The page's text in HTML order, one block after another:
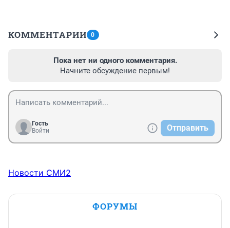
КОММЕНТАРИИ 0
Пока нет ни одного комментария.
Начните обсуждение первым!
Гость
Войти
Отправить
Новости СМИ2
ФОРУМЫ